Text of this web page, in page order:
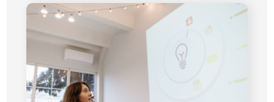
Présentations professionnelles: comment votre
identité visuelle améliore votre crédibilité